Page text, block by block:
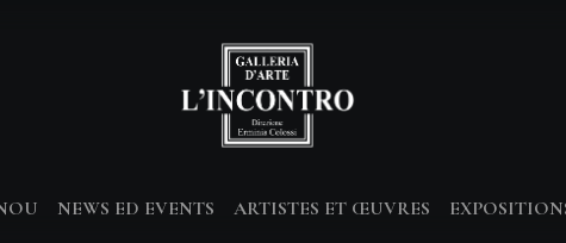
NEWS ED EVENTS ARTISTES ET ŒUVRES